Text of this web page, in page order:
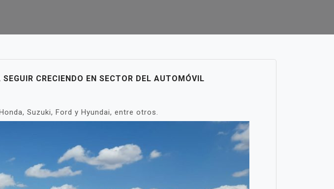
CRECIENDO EN SECTOR DEL AUTOMÓVIL
Suzuki, Ford y Hyundai, entre otros.